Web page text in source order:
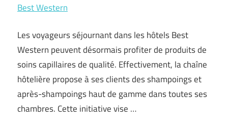
Best Western
Les voyageurs séjournant dans les hôtels Best
Western peuvent désormais profiter de produits de
soins capillaires de qualité. Effectivement, la chaîne
hôtelière propose à ses clients des shampoings et
après-shampoings haut de gamme dans toutes ses
chambres. Cette initiative vise …